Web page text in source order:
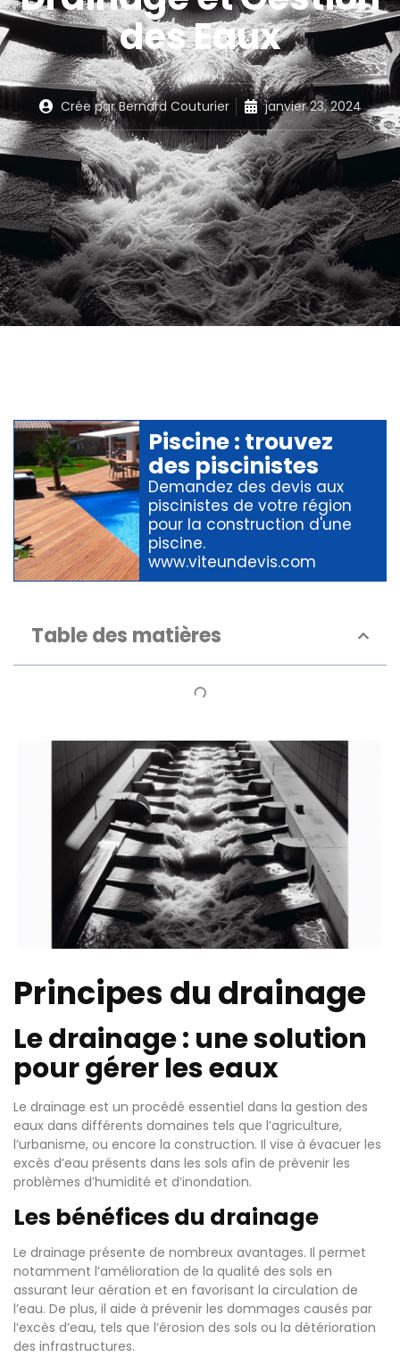
des Eaux
Crée parBernard Couturier janvier 23, 2024
Piscine: trouvez
des piscinistes
Demandez des devis aux
piscinistes de votre région
pour la construction d'une
piscine.
www.viteundevis.com
Table des matières
Principes du drainage
Le drainage : une solution
pour gérer les eaux
Le drainage est un procédé essentiel dans la gestion des
eaux dans différents domaines tels que l’agriculture,
l’urbanisme, ou encore la construction. Il vise à évacuer les
excès d’eau présents dans les sols afin de prévenir les
problèmes d’humidité et d’inondation.
Les bénéfices du drainage
Le drainage présente de nombreux avantages. Il permet
notamment l’amélioration de la qualité des sols en
assurant leur aération et en favorisant la circulation de
l’eau. De plus, il aide à prévenir les dommages causés par
l’excès d’eau, tels que l’érosion des sols ou la détérioration
des infrastructures.